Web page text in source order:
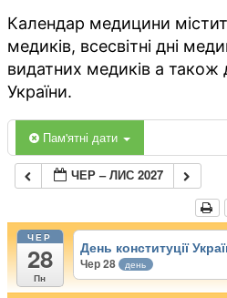
Календар медицини
медиків, всесвітні дні
видатних медиків а також
України.
Пам'ятні дати
ЧЕР – ЛИС 2027
ЧЕР
28
Пн
День конституції
Чер 28 день